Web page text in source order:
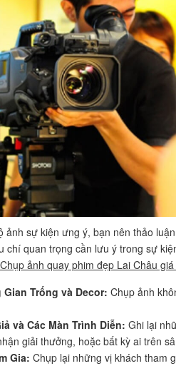
ảnh sự kiện ưng ý, bạn nên thảo
chí quan trọng cần lưu ý trong sự
ảnh quay phim đẹp Lai Châu
Trống và Decor: Chụp ảnh
và Các Màn Trình Diễn: Ghi lại
giải thưởng, hoặc bất kỳ ai trên
Gia: Chụp lại những vị khách tham